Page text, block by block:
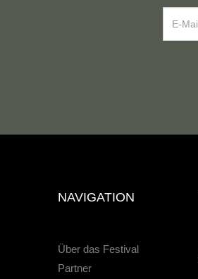
NAVIGATION
Über das Festival
Partner